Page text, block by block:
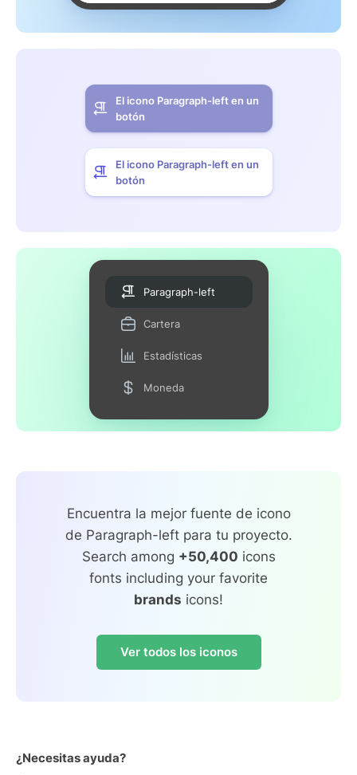
El icono Paragraph-left en un
botón
El icono Paragraph-left en un
botón
Paragraph-left
Cartera
Estadísticas
Moneda
Encuentra la mejor fuente de icono
de Paragraph-left para tu proyecto.
Search among +50,400 icons
fonts including your favorite
brands icons!
Ver todos los iconos
¿Necesitas ayuda?